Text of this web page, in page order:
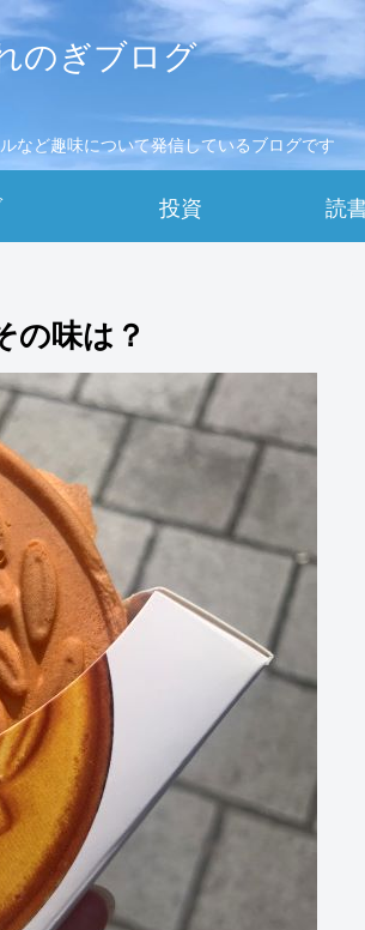
のぎブログ
など趣味について発信しているブログです
投資 読
の味は？